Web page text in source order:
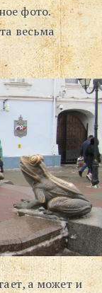
фото.
весьма
а может и